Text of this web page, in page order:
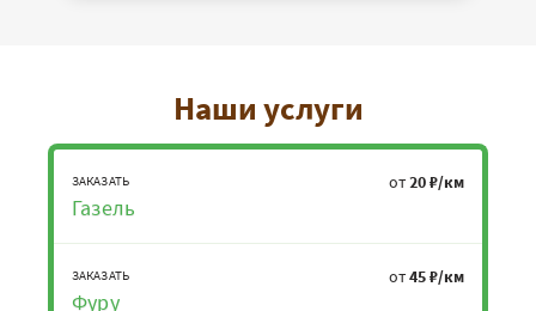
Наши услуги
ЗАКАЗАТЬ
Газель
от20 ₽/км
ЗАКАЗАТЬ
Фуру
от45 ₽/км